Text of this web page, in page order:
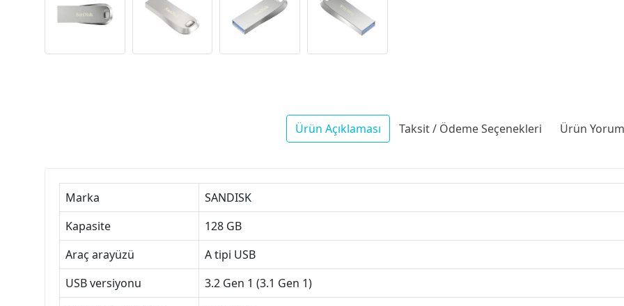
Ürün Açıklaması Taksit / Ödeme Seçenekleri Ürün
Marka
SANDISK
Kapasite
128 GB
Araç arayüzü
A tipi USB
USB versiyonu
3.2 Gen 1 (3.1 Gen 1)